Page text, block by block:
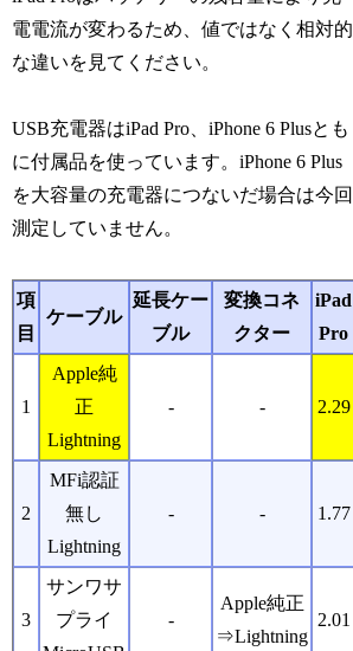
電電流が変わるため、値ではなく相対的
な違いを見てください。
USB充電器はiPad Pro、iPhone 6 Plusとも
に付属品を使っています。iPhone 6 Plus
を大容量の充電器につないだ場合は今回
測定していません。
項
目
ケーブル
延長ケー
ブル
変換コネ
クター
iPad
Pro
1
Apple純
正
Lightning
- - 2.29
2
MFi認証
無し
Lightning
- - 1.77
3
サンワサ
プライ
-
Apple純正
⇒Lightning
2.01